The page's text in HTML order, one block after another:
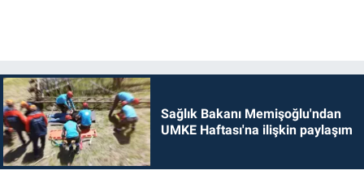
Sağlık Bakanı Memişoğlu'ndan
UMKE Haftası'na ilişkin paylaşım